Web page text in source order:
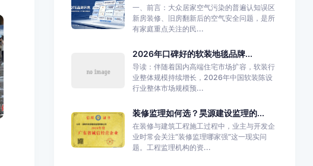
一、前言：大众居家空气污染的普遍认知误区
新房装修、旧房翻新后的空气安全问题，是所
有家庭重点关注的民...
2026年口碑好的软装地毯品牌...
导读：伴随着国内高端住宅市场扩容，软装行
业整体规模持续增长，2026年中国软装陈设
行业整体市场规模预...
装修监理如何选？昊源建设监理的...
在装修与建筑工程施工过程中，业主与开发企
业时常会关注“装修监理哪家强”这一现实问
题。工程监理机构的资...